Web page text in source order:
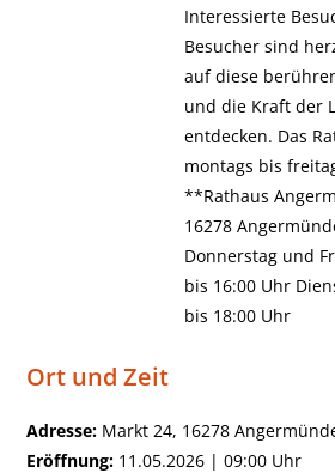
Interessierte
Besucher sind
auf diese
und die Kraft der
entdecken. Das
montags bis
**Rathaus
16278
Donnerstag und
bis 16:00 Uhr
bis 18:00 Uhr
Ort und Zeit
Adresse: Markt 24, 16278
Eröffnung: 11.05.2026 | 09:00 Uhr